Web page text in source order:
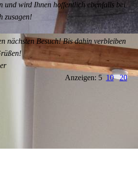
und wird Ihnen hoffentlich ebenfalls bei
zusagen!
nächsten Besuch! Bis dahin verbleiben
Anzeigen: 5 10 20